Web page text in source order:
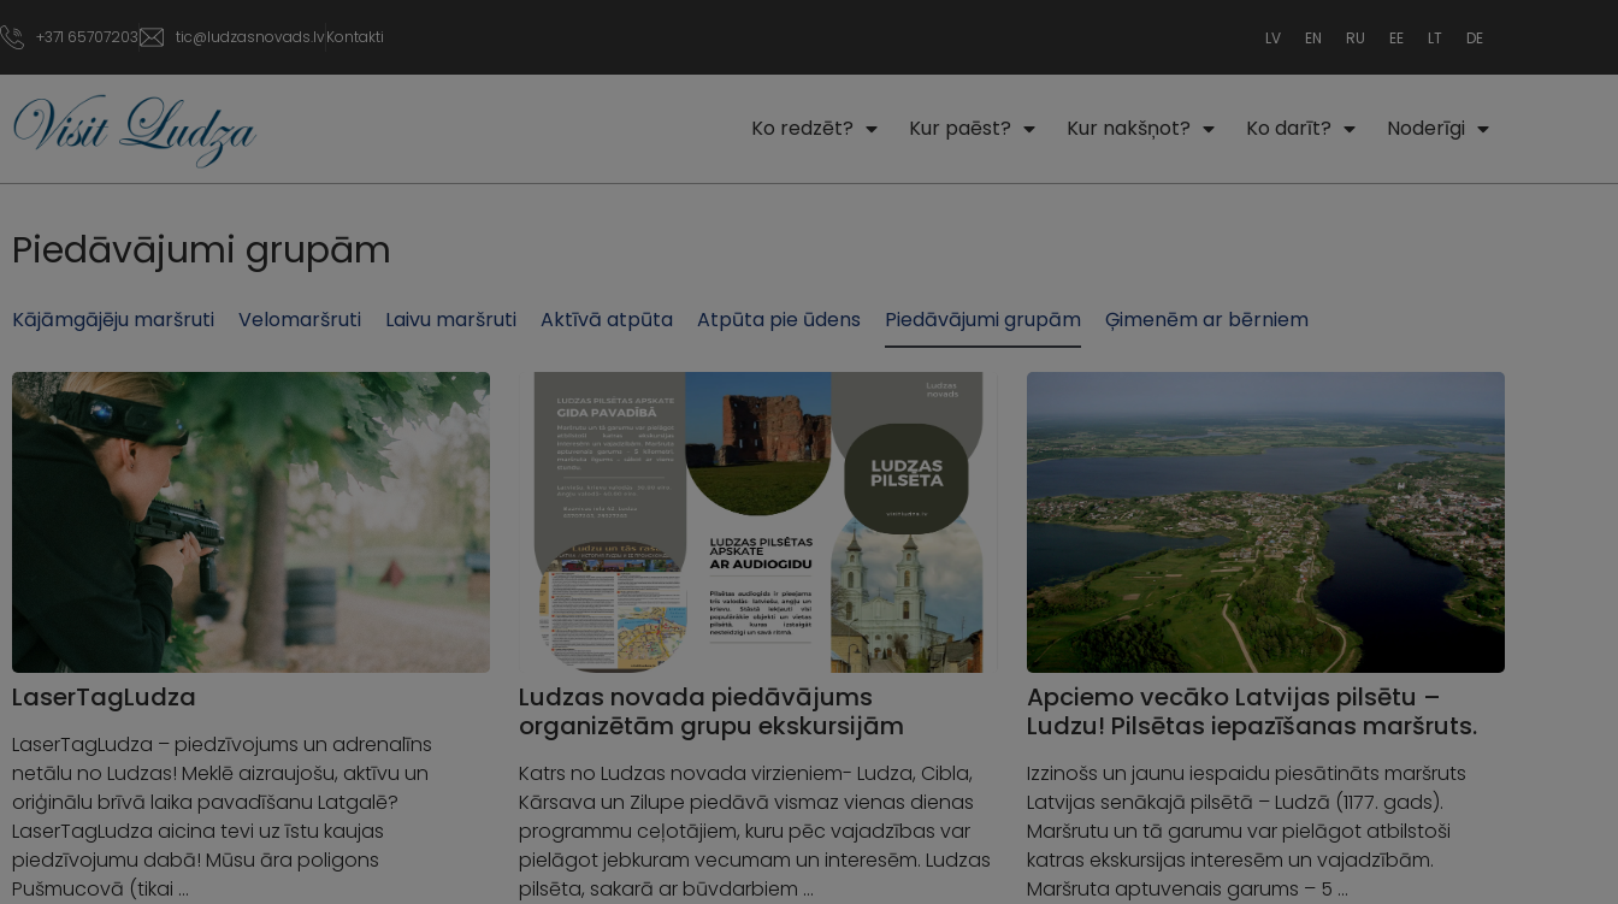
+371 65707203 tic@ludzasnovads.lvKontakti LV EN RU EE LT DE
Ko redzēt? Kur paēst? Kur nakšņot? Ko darīt? Noderīgi
Piedāvājumi grupām
Kājāmgājēju maršruti Velomaršruti Laivu maršruti Aktīvā atpūta Atpūta pie ūdens Piedāvājumi grupām Ģimenēm ar bērniem
LaserTagLudza
LaserTagLudza – piedzīvojums un adrenalīns
netālu no Ludzas! Meklē aizraujošu, aktīvu un
oriģinālu brīvā laika pavadīšanu Latgalē?
LaserTagLudza aicina tevi uz īstu kaujas
piedzīvojumu dabā! Mūsu āra poligons
Pušmucovā (tikai …
Ludzas novada piedāvājums
organizētām grupu ekskursijām
Katrs no Ludzas novada virzieniem- Ludza, Cibla,
Kārsava un Zilupe piedāvā vismaz vienas dienas
programmu ceļotājiem, kuru pēc vajadzības var
pielāgot jebkuram vecumam un interesēm. Ludzas
pilsēta, sakarā ar būvdarbiem …
Apciemo vecāko Latvijas pilsētu –
Ludzu! Pilsētas iepazīšanas maršruts.
Izzinošs un jaunu iespaidu piesātināts maršruts
Latvijas senākajā pilsētā – Ludzā (1177. gads).
Maršrutu un tā garumu var pielāgot atbilstoši
katras ekskursijas interesēm un vajadzībām.
Maršruta aptuvenais garums – 5 …